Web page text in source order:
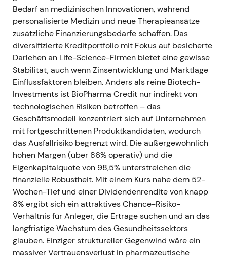
Bedarf an medizinischen Innovationen, während
personalisierte Medizin und neue Therapieansätze
zusätzliche Finanzierungsbedarfe schaffen. Das
diversifizierte Kreditportfolio mit Fokus auf besicherte
Darlehen an Life-Science-Firmen bietet eine gewisse
Stabilität, auch wenn Zinsentwicklung und Marktlage
Einflussfaktoren bleiben. Anders als reine Biotech-
Investments ist BioPharma Credit nur indirekt von
technologischen Risiken betroffen – das
Geschäftsmodell konzentriert sich auf Unternehmen
mit fortgeschrittenen Produktkandidaten, wodurch
das Ausfallrisiko begrenzt wird. Die außergewöhnlich
hohen Margen (über 86% operativ) und die
Eigenkapitalquote von 98,5% unterstreichen die
finanzielle Robustheit. Mit einem Kurs nahe dem 52-
Wochen-Tief und einer Dividendenrendite von knapp
8% ergibt sich ein attraktives Chance-Risiko-
Verhältnis für Anleger, die Erträge suchen und an das
langfristige Wachstum des Gesundheitssektors
glauben. Einziger struktureller Gegenwind wäre ein
massiver Vertrauensverlust in pharmazeutische